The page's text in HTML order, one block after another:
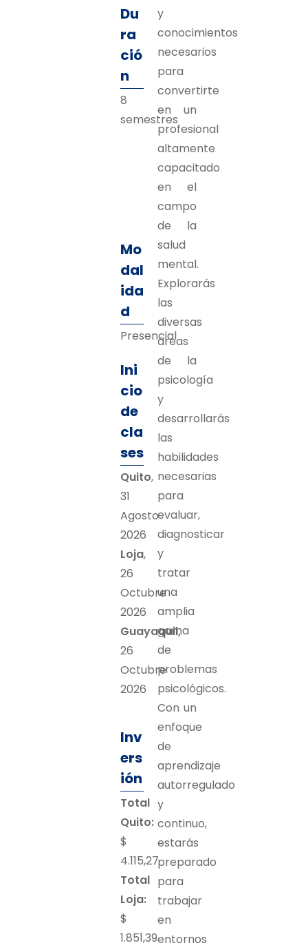
Du
ra
ció
n
8
semestres
Mo
dal
ida
d
Presencial
Ini
cio
de
cla
ses
Quito,
31
Agosto
2026
Loja,
26
Octubre
2026
Guayaquil,
26
Octubre
2026
Inv
ers
ión
Total
Quito:
$
4.115,27
Total
Loja:
$
1.851,39
y
conocimientos
necesarios
para
convertirte
en un
profesional
altamente
capacitado
en el
campo
de la
salud
mental.
Explorarás
las
diversas
áreas
de la
psicología
y
desarrollarás
las
habilidades
necesarias
para
evaluar,
diagnosticar
y
tratar
una
amplia
gama
de
problemas
psicológicos.
Con un
enfoque
de
aprendizaje
autorregulado
y
continuo,
estarás
preparado
para
trabajar
en
entornos